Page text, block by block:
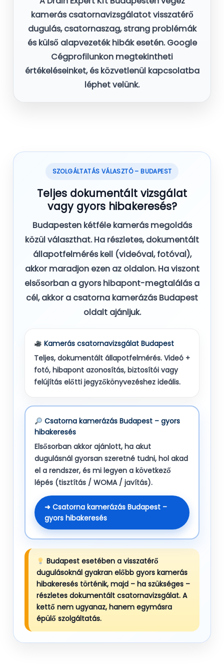
kamerás csatornavizsgálatotvisszatérő
dugulás, csatornaszag, strang problémák
és külső alapvezeték hibák esetén. Google
Cégprofilunkon megtekintheti
értékeléseinket, és közvetlenül kapcsolatba
léphet velünk.
SZOLGÁLTATÁS VÁLASZTÓ – BUDAPEST
Teljes dokumentált vizsgálat
vagy gyors hibakeresés?
Budapesten kétféle kamerás megoldás
közül választhat. Ha részletes, dokumentált
állapotfelmérés kell (videóval, fotóval),
akkor maradjon ezen az oldalon. Ha viszont
elsősorban a gyors hibapont-megtalálás a
cél, akkor a csatorna kamerázás Budapest
oldalt ajánljuk.
Kamerás csatornavizsgálat Budapest
Teljes, dokumentált állapotfelmérés. Videó +
fotó, hibapont azonosítás, biztosítói vagy
felújítás előtti jegyzőkönyvezéshez ideális.
Csatorna kamerázás Budapest – gyors
hibakeresés
Elsősorban akkor ajánlott, ha akut
dugulásnál gyorsan szeretné tudni, hol akad
el a rendszer, és mi legyen a következő
lépés (tisztítás / WOMA / javítás).
➜ Csatorna kamerázás Budapest –
gyors hibakeresés
Budapest esetében a visszatérő
dugulásoknál gyakran előbb gyors kamerás
hibakeresés történik, majd – ha szükséges –
részletes dokumentált csatornavizsgálat. A
kettő nem ugyanaz, hanem egymásra
épülő szolgáltatás.